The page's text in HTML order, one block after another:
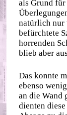
als Grund für
natürlich nur
befürchtete
horrenden
blieb aber
Das konnte
ebenso
an die Wand
dienten